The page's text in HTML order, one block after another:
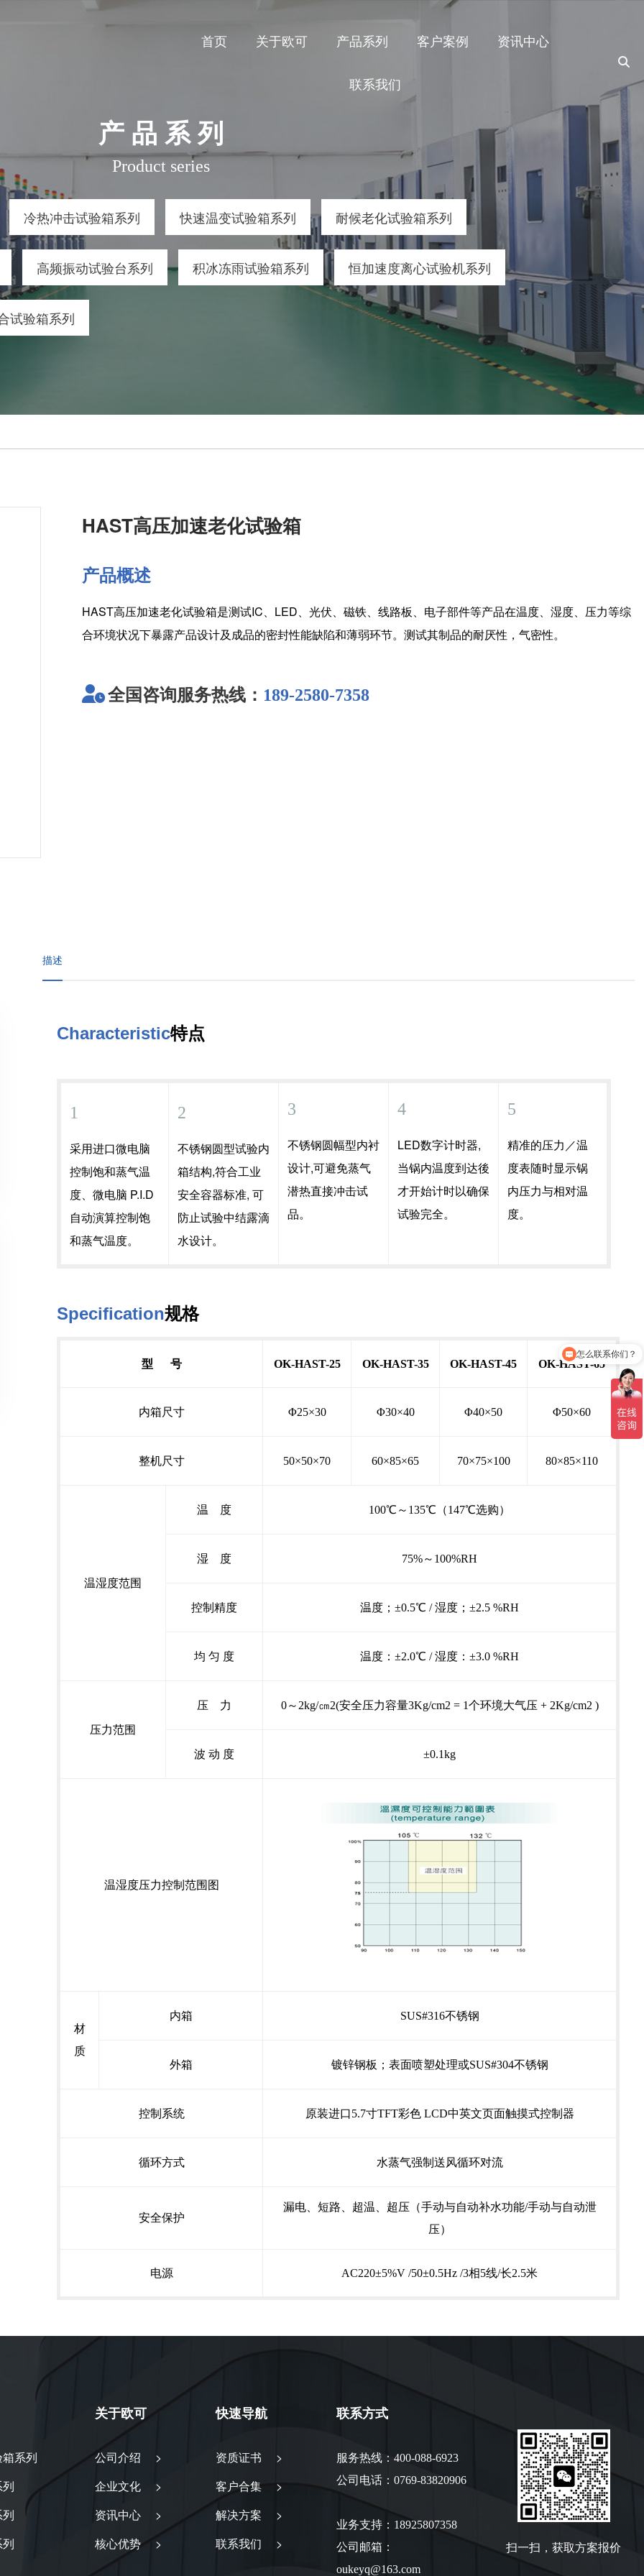
首页 关于欧可 产品系列 客户案例 资讯中心
联系我们
产 品 系 列
Product series
冷热冲击试验箱系列 快速温变试验箱系列 耐候老化试验箱系列
高频振动试验台系列 积冰冻雨试验箱系列 恒加速度离心试验机系列
试验箱系列
HAST高压加速老化试验箱
产品概述
HAST高压加速老化试验箱是测试IC、 LED、光伏、磁铁、线路板、电子部件等产品在温度、湿度、压力等综
合环境状况下暴露产品设计及成品的密封性能缺陷和薄弱环节。测试其制品的耐厌性，气密性。
全国咨询服务热线： 189-2580-7358
描述
Characteristic特点
1
采用进口微电脑
控制饱和蒸气温
度、微电脑 P.I.D
自动演算控制饱
和蒸气温度。
2
不锈钢圆型试验内
箱结构,符合工业
安全容器标准, 可
防止试验中结露滴
水设计。
3
不锈钢圆幅型内衬
设计,可避免蒸气
潜热直接冲击试
品。
4
LED数字计时器,
当锅内温度到达後
才开始计时以确保
试验完全。
5
精准的压力／温
度表随时显示锅
内压力与相对温
度。
Specification规格
型 号 OK-HAST-25 OK-HAST-35 OK-HAST-45 OK-HAST-65
内箱尺寸 Φ25×30 Φ30×40 Φ40×50 Φ50×60
整机尺寸 50×50×70 60×85×65 70×75×100 80×85×110
温湿度范围
温 度 100℃～135℃（147℃选购）
湿 度 75%～100%RH
控制精度 温度；±0.5℃ / 湿度；±2.5 %RH
均 匀 度 温度：±2.0℃ / 湿度：±3.0 %RH
压力范围
压 力 0～2kg/㎝2(安全压力容量3Kg/cm2 = 1个环境大气压 + 2Kg/cm2 )
波 动 度 ±0.1kg
温湿度压力控制范围图
材
质
内箱 SUS#316不锈钢
外箱 镀锌钢板；表面喷塑处理或SUS#304不锈钢
控制系统 原装进口5.7寸TFT彩色 LCD中英文页面触摸式控制器
循环方式 水蒸气强制送风循环对流
安全保护
漏电、短路、超温、超压（手动与自动补水功能/手动与自动泄
压）
电源 AC220±5%V /50±0.5Hz /3相5线/长2.5米
系列
关于欧可
公司介绍 >
企业文化 >
资讯中心 >
核心优势 >
快速导航
资质证书 >
客户合集 >
解决方案 >
联系我们 >
联系方式
服务热线：400-088-6923
公司电话：0769-83820906
业务支持：18925807358
公司邮箱：
oukeyq@163.com
扫一扫，获取方案报价
你们是生产厂家吗？